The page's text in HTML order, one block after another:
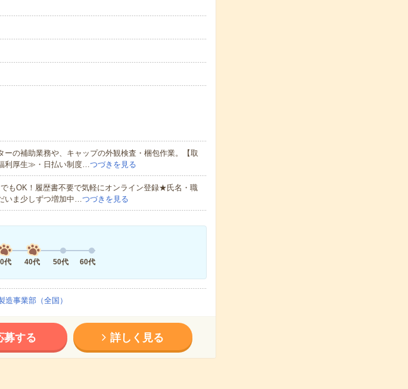
の補助業務や、キャップの外観検査・梱包作業。【取
利厚生≫・日払い制度…つづきを見る
もOK！履歴書不要で気軽にオンライン登録★氏名・職
いま少しずつ増加中…つづきを見る
代 40代 50代 60代
事業部（全国）
募する 詳しく見る